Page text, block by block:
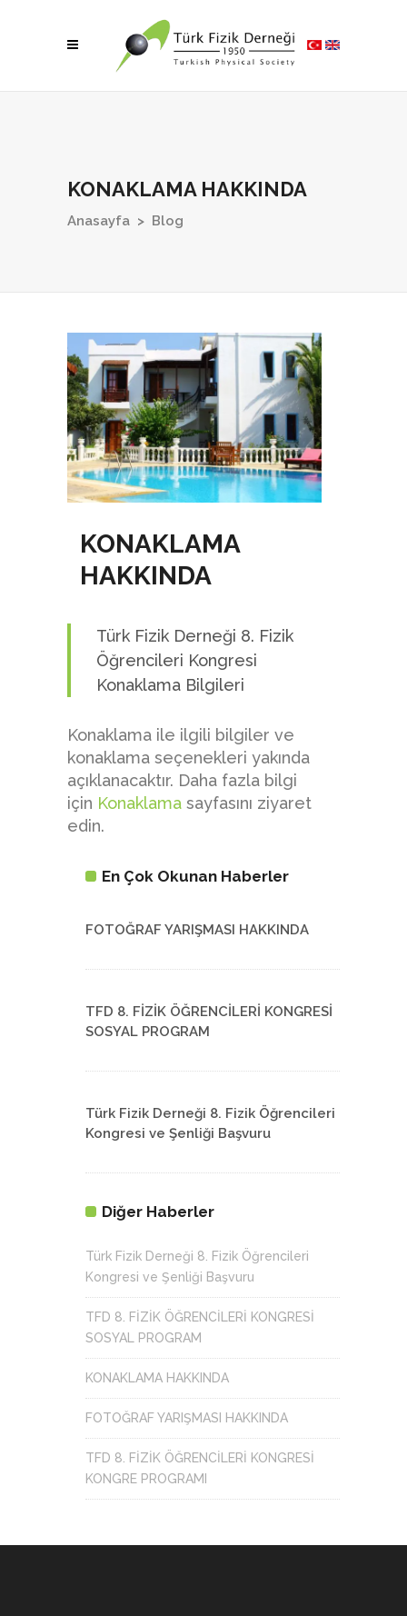
KONAKLAMA HAKKINDA
Anasayfa > Blog
KONAKLAMA
HAKKINDA
Türk Fizik Derneği 8. Fizik
Öğrencileri Kongresi
Konaklama Bilgileri
Konaklama ile ilgili bilgiler ve
konaklama seçenekleri yakında
açıklanacaktır. Daha fazla bilgi
için Konaklama sayfasını ziyaret
edin.
En Çok Okunan Haberler
FOTOĞRAF YARIŞMASI HAKKINDA
TFD 8. FİZİK ÖĞRENCİLERİ KONGRESİ
SOSYAL PROGRAM
Türk Fizik Derneği 8. Fizik Öğrencileri
Kongresi ve Şenliği Başvuru
Diğer Haberler
Türk Fizik Derneği 8. Fizik Öğrencileri
Kongresi ve Şenliği Başvuru
TFD 8. FİZİK ÖĞRENCİLERİ KONGRESİ
SOSYAL PROGRAM
KONAKLAMA HAKKINDA
FOTOĞRAF YARIŞMASI HAKKINDA
TFD 8. FİZİK ÖĞRENCİLERİ KONGRESİ
KONGRE PROGRAMI